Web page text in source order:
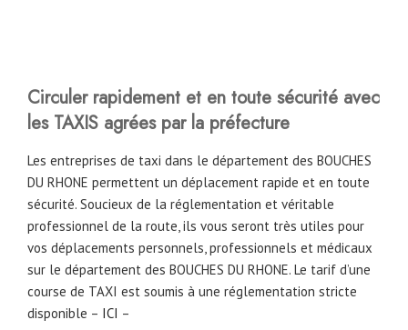
Circuler rapidement et en toute sécurité avec
les TAXIS agrées par la préfecture
Les entreprises de taxi dans le département des BOUCHES
DU RHONE permettent un déplacement rapide et en toute
sécurité. Soucieux de la réglementation et véritable
professionnel de la route, ils vous seront très utiles pour
vos déplacements personnels, professionnels et médicaux
sur le département des BOUCHES DU RHONE. Le tarif d’une
course de TAXI est soumis à une réglementation stricte
disponible – ICI –